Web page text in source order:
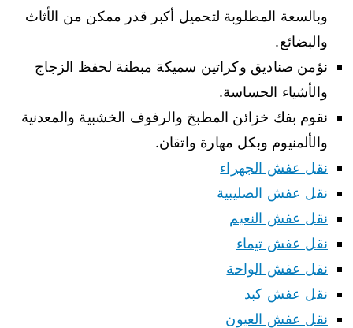
وبالسعة المطلوبة لتحميل أكبر قدر ممكن من الأثاث
والبضائع.
نؤمن صناديق وكراتين سميكة مبطنة لحفظ الزجاج
والأشياء الحساسة.
نقوم بفك خزائن المطبخ والرفوف الخشبية والمعدنية
والألمنيوم وبكل مهارة واتقان.
نقل عفش الجهراء
نقل عفش الصليبية
نقل عفش النعيم
نقل عفش تيماء
نقل عفش الواحة
نقل عفش كبد
نقل عفش العيون